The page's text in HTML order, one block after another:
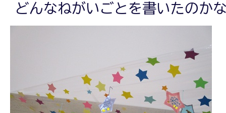
どんなねがいごとを書いたのか